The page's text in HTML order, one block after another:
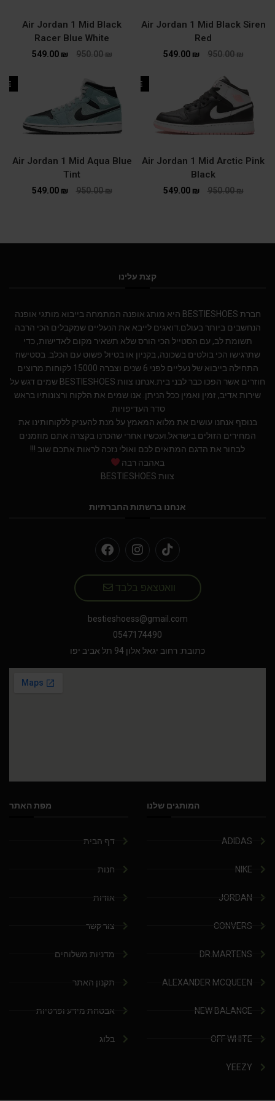
Air Jordan 1 Mid Black Siren
Red
950.00₪
549.00 ₪
Air Jordan 1 Mid Black
Racer Blue White
950.00₪
549.00 ₪
SALE
Air Jordan 1 Mid Arctic Pink
Black
950.00₪
549.00 ₪
Air Jordan 1 Mid Aqua Blue
Tint
950.00₪
549.00 ₪
קצת עלינו
חברת BESTIESHOES היא מותג אופנה המתמחה בייבוא מותגי אופנה
הנחשבים ביותר בעולם.דואגים לייבא את הנעליים שמקבלים הכי הרבה
תשומת לב, עם הסטייל הכי הורס שלא תשאיר מקום לאדישות, כדי
שתרגישו הכי בולטים בשכונה, בקניון או בטיול פשוט עם הכלב. בסטישוז
התחילה בייבוא של נעליים לפני 6 שנים וצברה 15000 לקוחות מרוצים
חוזרים אשר הפכו כבר לבני בית.אנחנו צוות BESTIESHOES שמים דגש על
שירות אדיב, זמין ואמין ככל הניתן. אנו שמים את הלקוח ורצונותיו בראש
סדר העדיפויות.
בנוסף אנחנו עושים את מלוא המאמץ על מנת להעניק ללקוחותינו את
המחירים הזולים בישראל.ועכשיו אחרי שהכרנו בקצרה אתם מוזמנים
לבחור את הדגם המתאים לכם ואולי נזכה לראות אתכם שוב !!!
באהבה רבה
צוות BESTIESHOES
אנחנו ברשתות החברתיות
וואטצאפ בלבד
bestieshoess@gmail.com
0547174490
כתובת: רחוב יגאל אלון 94 תל אביב יפו
המותגים שלנו
ADIDAS
NIKE
JORDAN
CONVERS
DR.MARTENS
ALEXANDER MCQUEEN
NEW BALANCE
OFF WHITE
YEEZY
מפת האתר
דף הבית
חנות
אודות
צור קשר
מדניות משלוחים
תקנון האתר
אבטחת מידע ופרטיות
בלוג